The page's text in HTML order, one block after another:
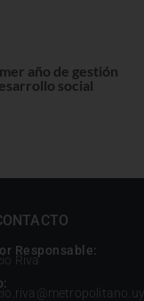
año de gestión
social
Responsable:
Riva